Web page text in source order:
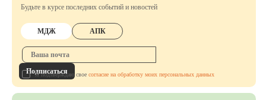
Будьте в курсе последних событий и новостей
МДЖ АПК
Подписаться
Я подтверждаю свое согласие на обработку моих персональных данных